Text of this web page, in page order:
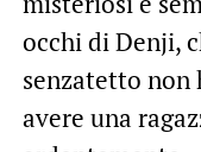
occhi di Denji,
senzatetto non
avere una